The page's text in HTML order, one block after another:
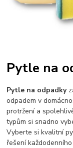
Pytle na
Pytle na odpadky
odpadem v
protržení a
typům si snadno
Vyberte si kvalitní
řešení